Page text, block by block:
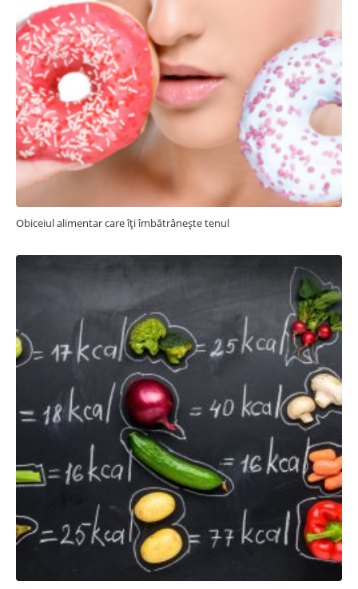
Obiceiul alimentar care îți îmbătrânește tenul